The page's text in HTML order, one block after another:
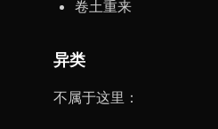
卷土重来
异类
不属于这里：